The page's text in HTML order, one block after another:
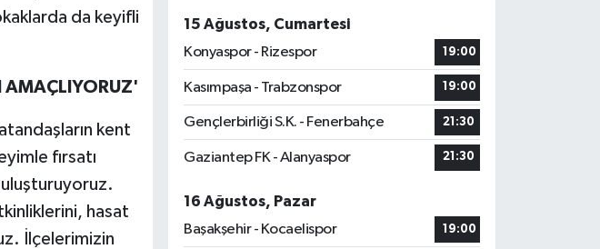
da keyifli
AMAÇLIYORUZ'
kent
fırsatı
hasat
İlçelerimizin
15 Ağustos, Cumartesi
Konyaspor - Rizespor
19:00
Kasımpaşa - Trabzonspor 19:00
Gençlerbirliği S.K. - Fenerbahçe 21:30
Gaziantep FK - Alanyaspor 21:30
16 Ağustos, Pazar
Başakşehir - Kocaelispor
19:00